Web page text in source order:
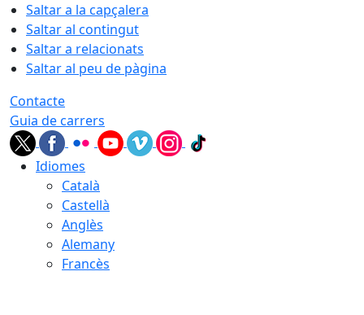
Saltar a la capçalera
Saltar al contingut
Saltar a relacionats
Saltar al peu de pàgina
Contacte
Guia de carrers
Idiomes
Català
Castellà
Anglès
Alemany
Francès